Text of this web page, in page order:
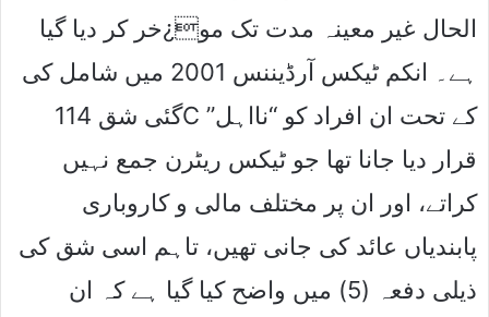
الحال غیر معینہ مدت تک مو¿خر کر دیا گیا
ہے۔ انکم ٹیکس آرڈیننس 2001 میں شامل کی
گئی شق 114C کے تحت ان افراد کو “نااہل”
قرار دیا جانا تھا جو ٹیکس ریٹرن جمع نہیں
کراتے، اور ان پر مختلف مالی و کاروباری
پابندیاں عائد کی جانی تھیں، تاہم اسی شق کی
ذیلی دفعہ (5) میں واضح کیا گیا ہے کہ ان